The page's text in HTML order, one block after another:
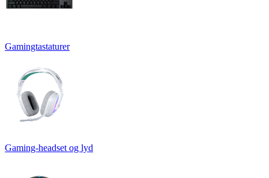
Gamingtastaturer
Gaming-headset og lyd